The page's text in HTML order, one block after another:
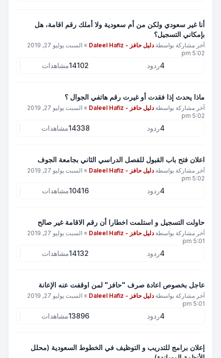
أنا غير سعودي ولكن من أم سعودية ولا أملك رقم اقامة، هل
بإمكاني التسجيل؟
آخر مشاركة بواسطةدليل حافز - Daleel Hafiz »
السبت يوليو 27, 2019
5:02 pm
4ردود 14102مشاهدات
ماذا يحدث إذا فقدت أو غيرت رقم هاتفي الجوال ؟
آخر مشاركة بواسطةدليل حافز - Daleel Hafiz »
السبت يوليو 27, 2019
5:02 pm
4ردود 14338مشاهدات
اعلان فتح باب القبول للفصل الدراسي الثاني بجامعة الجوف
آخر مشاركة بواسطةدليل حافز - Daleel Hafiz »
السبت يوليو 27, 2019
5:02 pm
4ردود 10416مشاهدات
حاولت التسجيل و استلمت اخطارا أن رقم الاقامة غير صالح
آخر مشاركة بواسطةدليل حافز - Daleel Hafiz »
السبت يوليو 27, 2019
5:01 pm
4ردود 14132مشاهدات
عاجل بخصوص اعادة صرف "حافز" لمن اوقفت عنه الإعانة
آخر مشاركة بواسطةدليل حافز - Daleel Hafiz »
السبت يوليو 27, 2019
5:01 pm
4ردود 13896مشاهدات
إعلان برامج للتدريب و التوظيف في الخطوط السعودية (محلل